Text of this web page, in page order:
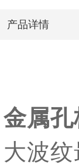
产品详情
金属
大波